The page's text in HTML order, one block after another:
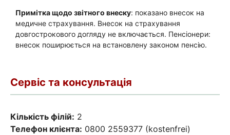
Сервіс та консультація
Кількість філій: 2
Телефон клієнта: 0800 2559377 (kostenfrei)